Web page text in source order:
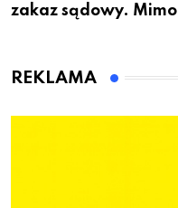
zakaz sądowy. Mimo
Bolszewie i uderzył w
REKLAMA